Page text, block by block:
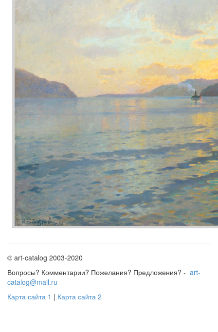
© art-catalog 2003-2020
Вопросы? Комментарии? Пожелания? Предложения? - art-
catalog@mail.ru
Карта сайта 1 | Карта сайта 2